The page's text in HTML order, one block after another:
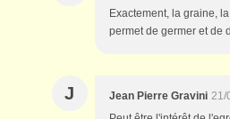
Exactement, la graine,
permet de germer et de
J Jean Pierre Gravini 21/